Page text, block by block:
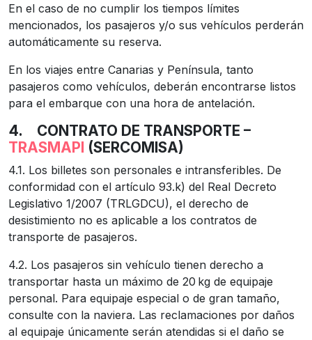
En el caso de no cumplir los tiempos límites
mencionados, los pasajeros y/o sus vehículos perderán
automáticamente su reserva.
En los viajes entre Canarias y Península, tanto
pasajeros como vehículos, deberán encontrarse listos
para el embarque con una hora de antelación.
4.
CONTRATO DE TRANSPORTE –
TRASMAPI (SERCOMISA)
4.1. Los billetes son personales e intransferibles. De
conformidad con el artículo 93.k) del Real Decreto
Legislativo 1/2007 (TRLGDCU), el derecho de
desistimiento no es aplicable a los contratos de
transporte de pasajeros.
4.2. Los pasajeros sin vehículo tienen derecho a
transportar hasta un máximo de 20 kg de equipaje
personal. Para equipaje especial o de gran tamaño,
consulte con la naviera. Las reclamaciones por daños
al equipaje únicamente serán atendidas si el daño se